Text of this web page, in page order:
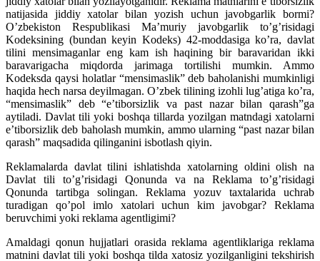
natijasida jiddiy xatolar bilan yozish uchun javobgarlik bormi?
O’zbekiston Respublikasi Ma’muriy javobgarlik to’g’risidagi
Kodeksining (bundan keyin Kodeks) 42-moddasiga ko’ra, davlat
tilini mensimaganlar eng kam ish haqining bir baravaridan ikki
baravarigacha miqdorda jarimaga tortilishi mumkin. Ammo
Kodeksda qaysi holatlar “mensimaslik” deb baholanishi mumkinligi
haqida hech narsa deyilmagan. O’zbek tilining izohli lug’atiga ko’ra,
“mensimaslik” deb “e’tiborsizlik va past nazar bilan qarash”ga
aytiladi. Davlat tili yoki boshqa tillarda yozilgan matndagi xatolarni
e’tiborsizlik deb baholash mumkin, ammo ularning “past nazar bilan
qarash” maqsadida qilinganini isbotlash qiyin.
Reklamalarda davlat tilini ishlatishda xatolarning oldini olish na
Davlat tili to’g’risidagi Qonunda va na Reklama to’g’risidagi
Qonunda tartibga solingan. Reklama yozuv taxtalarida uchrab
turadigan qo’pol imlo xatolari uchun kim javobgar? Reklama
beruvchimi yoki reklama agentligimi?
Amaldagi qonun hujjatlari orasida reklama agentliklariga reklama
matnini davlat tili yoki boshqa tilda xatosiz yozilganligini tekshirish